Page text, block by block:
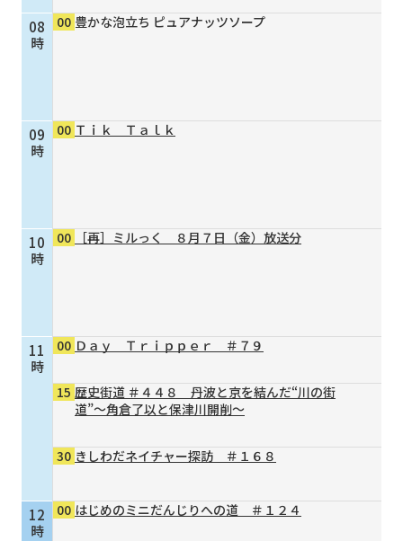
個人情報保護に関する基
本方針
サイトマップ
08
時
09
時
10
時
11
時
12
時
00 豊かな泡立ち ピュアナッツソープ
00 Ｔｉｋ Ｔａｌｋ
00 ［再］ミルっく ８月７日（金）放送分
00 Ｄａｙ Ｔｒｉｐｐｅｒ ＃７９
15 歴史街道 ＃４４８ 丹波と京を結んだ“川の街
道”～角倉了以と保津川開削～
30 きしわだネイチャー探訪 ＃１６８
00 はじめのミニだんじりへの道 ＃１２４